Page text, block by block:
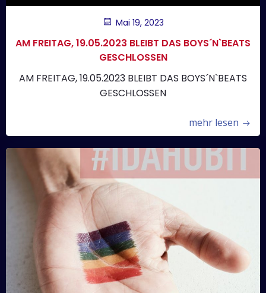
Mai 19, 2023
AM FREITAG, 19.05.2023 BLEIBT DAS BOYS´N`BEATS
GESCHLOSSEN
AM FREITAG, 19.05.2023 BLEIBT DAS BOYS´N`BEATS
GESCHLOSSEN
mehr lesen